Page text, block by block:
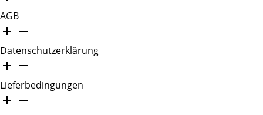
AGB
Datenschutzerklärung
Lieferbedingungen